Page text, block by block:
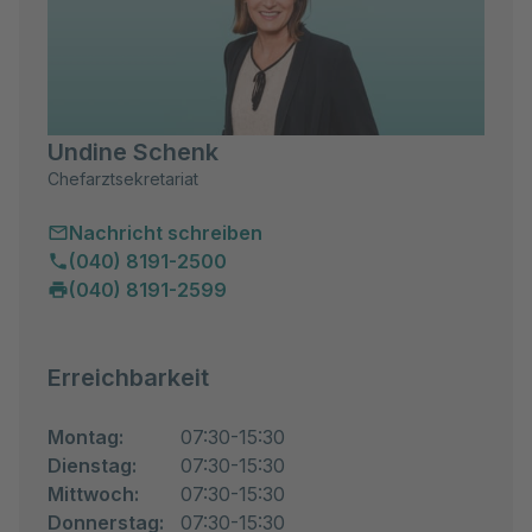
Beziehungsgestaltungen unmittelbar erfahrbar. Auch
hier ist das Ziel die Erkenntnis der inneren und
äußeren Abläufe des Patienten/der Patientin, die zu
der Symptom- und auch Problementwicklung
beigetragen haben, um diese im nächsten Schritt
abzubauen und so nachhaltig zu verändern, dass eine
dauerhafte Verbesserung der Lebensqualität erreicht
Die multimodale Therapie (multimodal = auf vielfältige
Art und Weise) ermöglicht nicht nur ein Verstehen,
sondern auch ein Erleben, damit die Veränderungen
Dadurch unsere Exposition führen wir unseren
ist beziehungsweise dass er gelernt hat, mit seiner
Angst umzugehen. Die Exposition kann auch als
Praxistest dienen und zeigen, ob ehemals
angsteinflößende Situationen nun beherrschbar sind.
Undine Schenk
Chefarztsekretariat
Nachricht schreiben
(040) 8191-2500
(040) 8191-2599
Erreichbarkeit
Montag:
07:30-15:30
Dienstag:
07:30-15:30
Mittwoch:
07:30-15:30
Donnerstag:
07:30-15:30